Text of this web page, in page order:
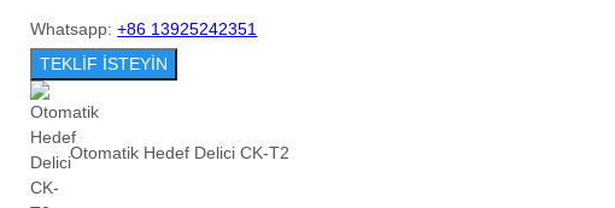
Whatsapp:+86 13925242351
TEKLİF İSTEYİN
Otomatik Hedef Delici CK-T2